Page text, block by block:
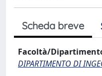
Scheda breve
Facoltà/
DIPARTIMENTO DI